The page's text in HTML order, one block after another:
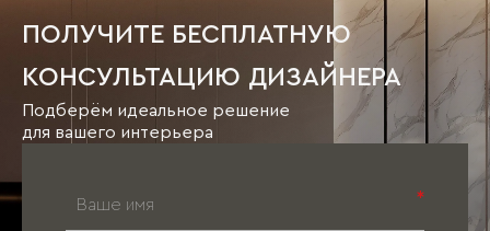
ПОЛУЧИТЕ БЕСПЛАТНУЮ
КОНСУЛЬТАЦИЮ ДИЗАЙНЕРА
Подберём идеальное решение
для вашего интерьера
*